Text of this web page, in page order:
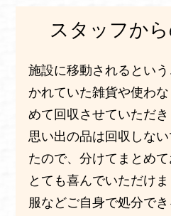
スタッフか
施設に移動されるとい
かれていた雑貨や使わ
めて回収させていただき
思い出の品は回収しな
たので、分けてまとめて
とても喜んでいただけま
服などご自身で処分で